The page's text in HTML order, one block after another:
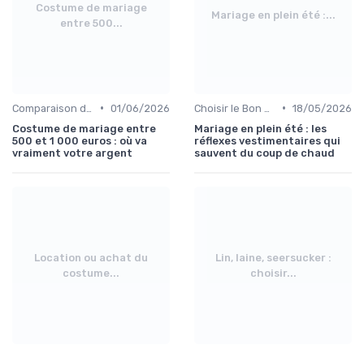
Costume de mariage
entre 500...
• 01/06/2026
Costume de mariage entre
500 et 1 000 euros : où va
vraiment votre argent
Mariage en plein été :...
• 18/05/2026
Mariage en plein été : les
réflexes vestimentaires qui
sauvent du coup de chaud
Location ou achat du
costume...
Lin, laine, seersucker :
choisir...